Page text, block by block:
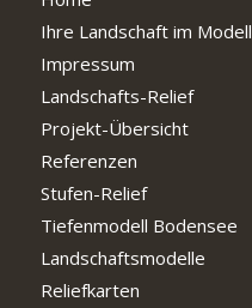
Ihre Landschaft im Modell
Impressum
Landschafts-Relief
Projekt-Übersicht
Referenzen
Stufen-Relief
Tiefenmodell Bodensee
Landschaftsmodelle
Reliefkarten